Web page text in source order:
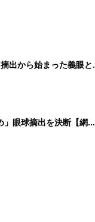
出から始まった義眼と
」眼球摘出を決断【網膜